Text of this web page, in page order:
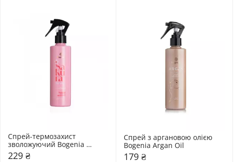
Спрей-термозахист
зволожуючий Bogenia
Sakura
229 ₴
Спрей з аргановою олією
179 ₴